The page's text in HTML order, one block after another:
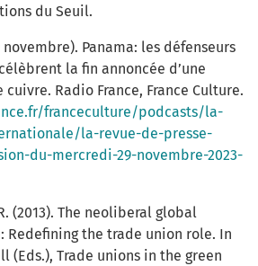
du Seuil.
novembre). Panama: les défenseurs
la fin annoncée d’une
Radio France, France Culture.
franceculture/podcasts/la-
la-revue-de-presse-
du-mercredi-29-novembre-2023-
(2013). The neoliberal global
Redefining the trade union role. In
(Eds.), Trade unions in the green